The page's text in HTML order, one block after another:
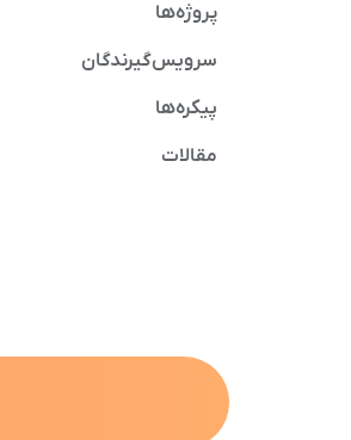
پروژه‌ها
سرویس‌گیرندگان
پیکره‌ها
مقالات